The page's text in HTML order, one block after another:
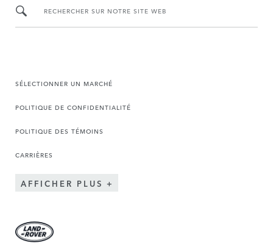
RECHERCHER SUR NOTRE SITE WEB
SÉLECTIONNER UN MARCHÉ
POLITIQUE DE CONFIDENTIALITÉ
POLITIQUE DES TÉMOINS
CARRIÈRES
AFFICHER PLUS